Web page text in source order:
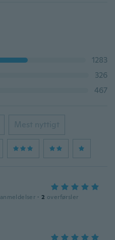
1283
326
467
Mest nyttigt
anmeldelser · 2 overførsler